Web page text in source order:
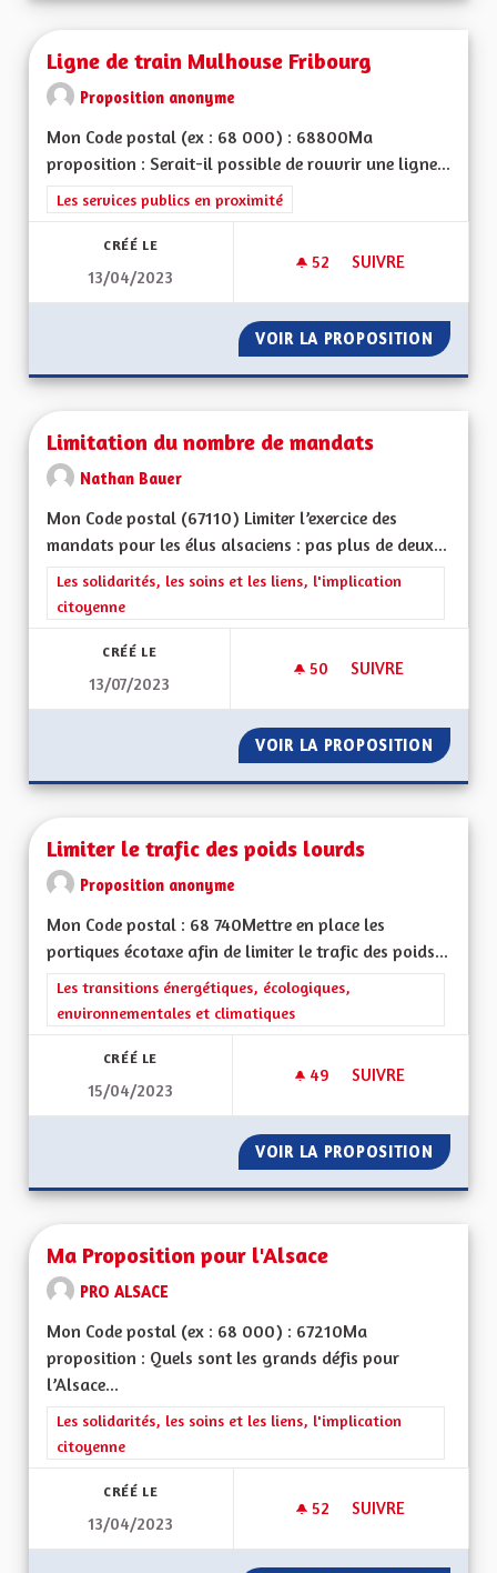
Ligne de train Mulhouse Fribourg
Proposition anonyme
Mon Code postal (ex : 68 000) : 68800Ma
proposition : Serait-il possible de rouvrir une ligne...
Filtrer les résultats de la catégorie : Les services publics en
Les services publics en proximité
CRÉÉ LE
13/04/2023
52 52 ABONNÉS
SUIVRE
VOIR LA PROPOSITION LIGNE
Limitation du nombre de mandats
Nathan Bauer
Mon Code postal (67110) Limiter l’exercice des
mandats pour les élus alsaciens : pas plus de deux...
Filtrer les résultats de la catégorie : Les solidarités, les soins
Les solidarités, les soins et les liens, l'implication
citoyenne
CRÉÉ LE
13/07/2023
50 50 ABONNÉS
SUIVRE
VOIR LA PROPOSITION
Limiter le trafic des poids lourds
Proposition anonyme
Mon Code postal : 68 740Mettre en place les
portiques écotaxe afin de limiter le trafic des poids...
Filtrer les résultats de la catégorie : Les transitions
Les transitions énergétiques, écologiques,
environnementales et climatiques
CRÉÉ LE
15/04/2023
49 49 ABONNÉS
SUIVRE
VOIR LA PROPOSITION
Ma Proposition pour l'Alsace
PRO ALSACE
Mon Code postal (ex : 68 000) : 67210Ma
proposition : Quels sont les grands défis pour
l’Alsace...
Filtrer les résultats de la catégorie : Les solidarités, les soins
Les solidarités, les soins et les liens, l'implication
citoyenne
CRÉÉ LE
13/04/2023
52 52 ABONNÉS
SUIVRE